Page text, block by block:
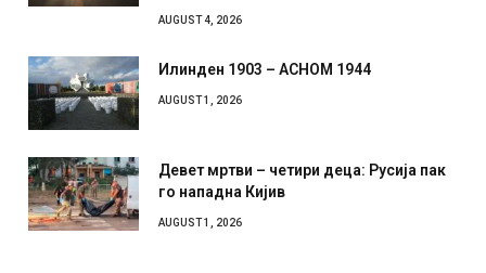
AUGUST 4, 2026
Илинден 1903 – АСНОМ 1944
AUGUST 1, 2026
Девет мртви – четири деца: Русија пак
го нападна Кијив
AUGUST 1, 2026